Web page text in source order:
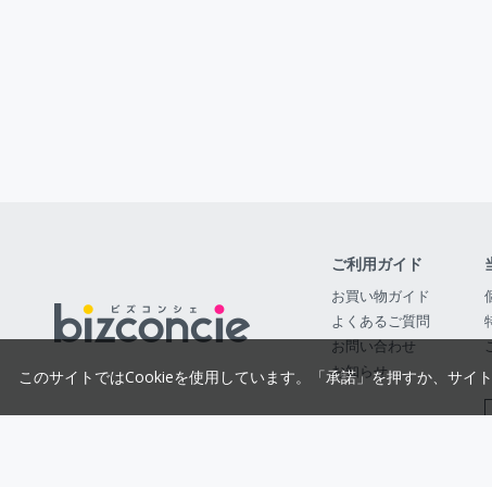
ご利用ガイド
お買い物ガイド
よくあるご質問
お問い合わせ
お知らせ
このサイトではCookieを使用しています。「承諾」を押すか、サイ